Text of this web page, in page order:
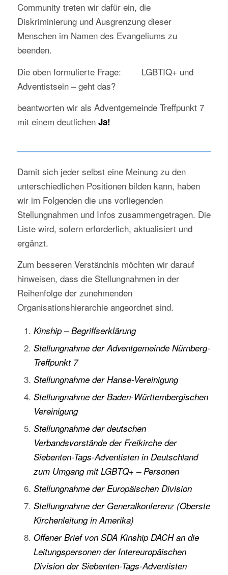
Community treten wir dafür ein, die
Diskriminierung und Ausgrenzung dieser
Menschen im Namen des Evangeliums zu
beenden.
Die oben formulierte Frage: LGBTIQ+ und
Adventistsein – geht das?
beantworten wir als Adventgemeinde Treffpunkt 7
mit einem deutlichen Ja!
Damit sich jeder selbst eine Meinung zu den
unterschiedlichen Positionen bilden kann, haben
wir im Folgenden die uns vorliegenden
Stellungnahmen und Infos zusammengetragen. Die
Liste wird, sofern erforderlich, aktualisiert und
ergänzt.
Zum besseren Verständnis möchten wir darauf
hinweisen, dass die Stellungnahmen in der
Reihenfolge der zunehmenden
Organisationshierarchie angeordnet sind.
Kinship – Begriffserklärung
Stellungnahme der Adventgemeinde Nürnberg-
Treffpunkt 7
Stellungnahme der Hanse-Vereinigung
Stellungnahme der Baden-Württembergischen
Vereinigung
Stellungnahme der deutschen
Verbandsvorstände der Freikirche der
Siebenten-Tags-Adventisten in Deutschland
zum Umgang mit LGBTQ+ – Personen
Stellungnahme der Europäischen Division
Stellungnahme der Generalkonferenz (Oberste
Kirchenleitung in Amerika)
Offener Brief von SDA Kinship DACH an die
Leitungspersonen der Intereuropäischen
Division der Siebenten-Tags-Adventisten